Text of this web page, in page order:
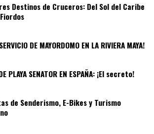
Destinos de Cruceros: Del Sol del Caribe
DE MAYORDOMO EN LA RIVIERA MAYA!
07
PLAYA SENATOR EN ESPAÑA: ¡El secreto!
08
de Senderismo, E-Bikes y Turismo